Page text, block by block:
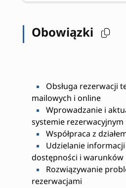
Obowiązki
Obsługa rezerwacji
mailowych i online
Wprowadzanie i
systemie rezerwacyjnym
Współpraca z
Udzielanie
dostępności i warunków
Rozwiązywanie
rezerwacjami